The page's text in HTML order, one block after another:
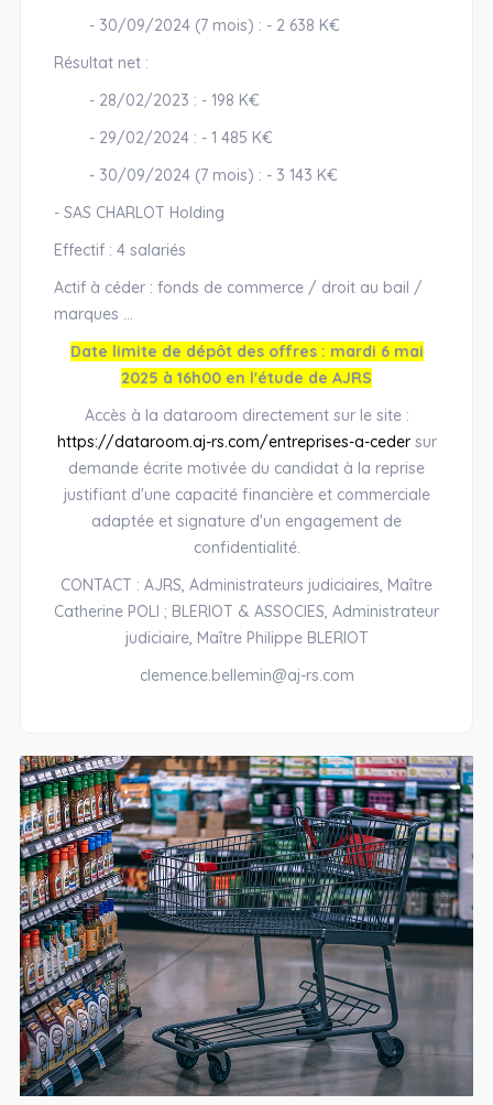
- 30/09/2024 (7 mois) : - 2 638 K€
Résultat net :
- 28/02/2023 : - 198 K€
- 29/02/2024 : - 1 485 K€
- 30/09/2024 (7 mois) : - 3 143 K€
- SAS CHARLOT Holding
Effectif : 4 salariés
Actif à céder : fonds de commerce / droit au bail /
marques ...
Date limite de dépôt des offres : mardi 6 mai
2025 à 16h00 en l'étude de AJRS
Accès à la dataroom directement sur le site :
https://dataroom.aj-rs.com/entreprises-a-cedersur
demande écrite motivée du candidat à la reprise
justifiant d'une capacité financière et commerciale
adaptée et signature d'un engagement de
confidentialité.
CONTACT : AJRS, Administrateurs judiciaires, Maître
Catherine POLI ; BLERIOT & ASSOCIES, Administrateur
judiciaire, Maître Philippe BLERIOT
clemence.bellemin@aj-rs.com